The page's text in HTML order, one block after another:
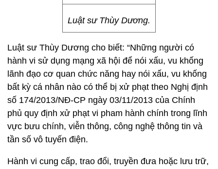
Luật sư Thùy Dương.
Luật sư Thùy Dương cho biết: “Những người có
hành vi sử dụng mạng xã hội để nói xấu, vu khống
lãnh đạo cơ quan chức năng hay nói xấu, vu khống
bất kỳ cá nhân nào có thể bị xử phạt theo Nghị định
số 174/2013/NĐ-CP ngày 03/11/2013 của Chính
phủ quy định xử phạt vi pham hành chính trong lĩnh
vực bưu chính, viễn thông, công nghệ thông tin và
tần số vô tuyến điện.
Hành vi cung cấp, trao đổi, truyền đưa hoặc lưu trữ,